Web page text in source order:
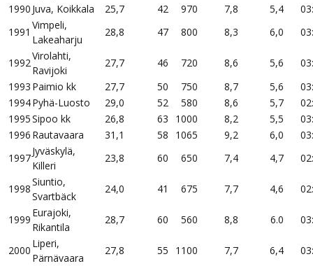
1990 Juva, Koikkala 25,7 42 970 7,8 5,4
1991
Vimpeli,
Lakeaharju
28,8 47 800 8,3 6,0
1992
Virolahti,
Ravijoki
27,7 46 720 8,6 5,6
1993 Paimio kk 27,7 50 750 8,7 5,6
1994Pyhä-Luosto 29,0 52 580 8,6 5,7
1995Sipoo kk 26,8 63 1000 8,2 5,5
1996 Rautavaara 31,1 58 1065 9,2 6,0
1997
Jyväskylä,
Killeri
23,8 60 650 7,4 4,7
1998
Siuntio,
Svartbäck
24,0 41 675 7,7 4,6
1999
Eurajoki,
Rikantila
28,7 60 560 8,8 6.0
2000
Liperi,
Pärnävaara
27,8 55 1100 7,7 6,4